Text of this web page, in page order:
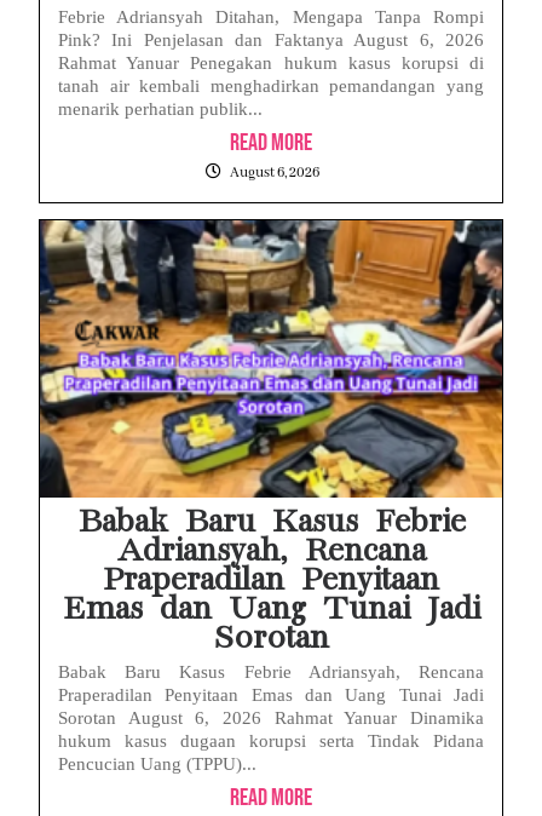
Febrie Adriansyah Ditahan, Mengapa Tanpa Rompi
Pink? Ini Penjelasan dan Faktanya August 6, 2026
Rahmat Yanuar Penegakan hukum kasus korupsi di
tanah air kembali menghadirkan pemandangan yang
menarik perhatian publik...
Read More
August 6, 2026
Babak Baru Kasus Febrie
Adriansyah, Rencana
Praperadilan Penyitaan
Emas dan Uang Tunai Jadi
Sorotan
Babak Baru Kasus Febrie Adriansyah, Rencana
Praperadilan Penyitaan Emas dan Uang Tunai Jadi
Sorotan August 6, 2026 Rahmat Yanuar Dinamika
hukum kasus dugaan korupsi serta Tindak Pidana
Pencucian Uang (TPPU)...
Read More